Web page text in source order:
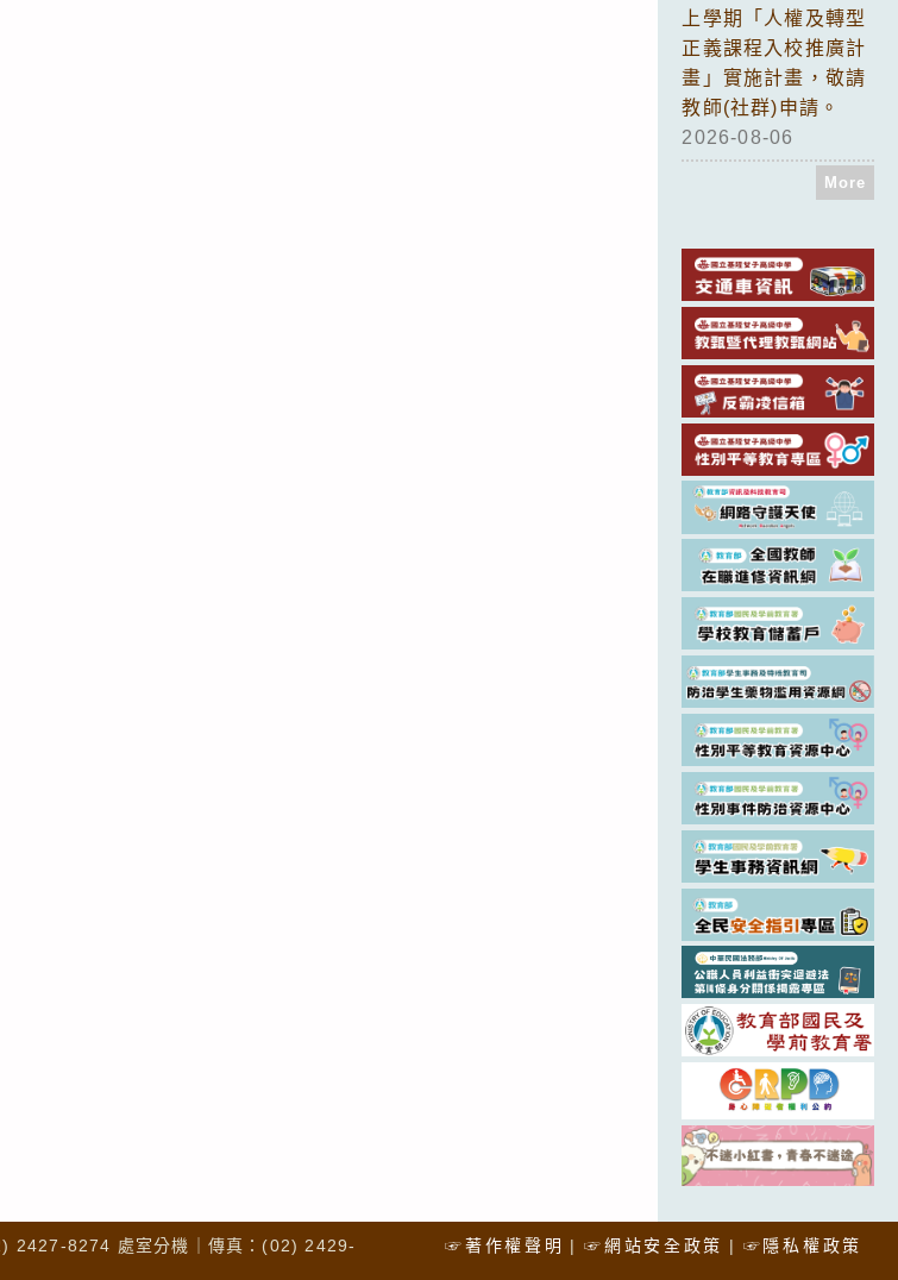
上學期「人權及轉型
正義課程入校推廣計
畫」實施計畫，敬請
教師(社群)申請。
2026-08-06
More
☞著作權聲明 ☞網站安全政策 ☞隱私權政策
2427-8274 處室分機｜傳真：(02) 2429-